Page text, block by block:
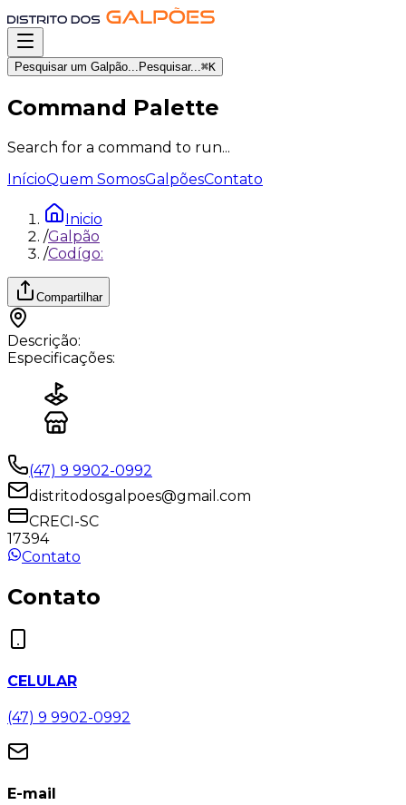
Pesquisar um Galpão... Pesquisar...⌘K
Command Palette
Search for a command to run...
InícioQuem SomosGalpõesContato
Inicio
/Galpão
/Codígo:
Compartilhar
Descrição:
Especificações:
(47) 9 9902-0992
distritodosgalpoes@gmail.com
CRECI-SC
17394
Contato
Contato
CELULAR
(47) 9 9902-0992
E-mail